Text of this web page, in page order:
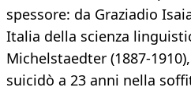
spessore: da Graziadio
Italia della scienza
Michelstaedter (1887-
suicidò a 23 anni nella